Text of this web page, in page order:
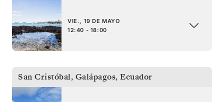
VIE., 19 DE MAYO
12:40 - 18:00
San Cristóbal, Galápagos, Ecuador